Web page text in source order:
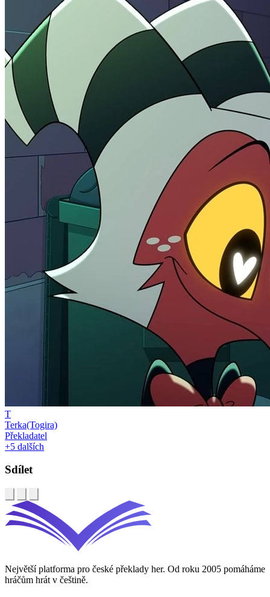
T
Terka(Togira)
Překladatel
+5 dalších
Sdílet
Největší platforma pro české překlady her. Od roku 2005 pomáháme
hráčům hrát v češtině.